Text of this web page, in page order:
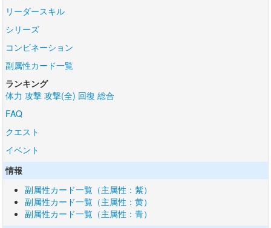
リーダースキル
シリーズ
コンビネーション
副属性カード一覧
ランキング
体力 攻撃 攻撃(全) 回復 総合
FAQ
クエスト
イベント
情報
副属性カード一覧（主属性：紫）
副属性カード一覧（主属性：黄）
副属性カード一覧（主属性：青）